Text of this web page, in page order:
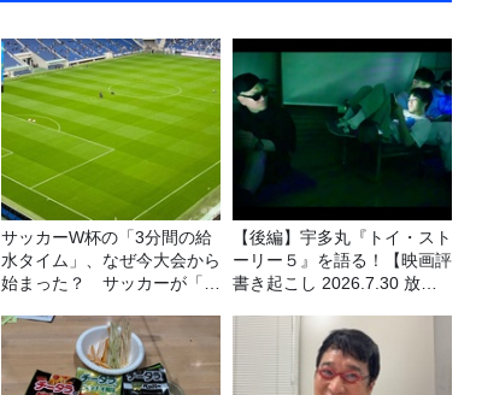
サッカーW杯の「3分間の給
水タイム」、なぜ今大会から
始まった？ サッカーが「お
【後編】宇多丸『トイ・スト
ーリー５』を語る！【映画評
書き起こし 2026.7.30 放